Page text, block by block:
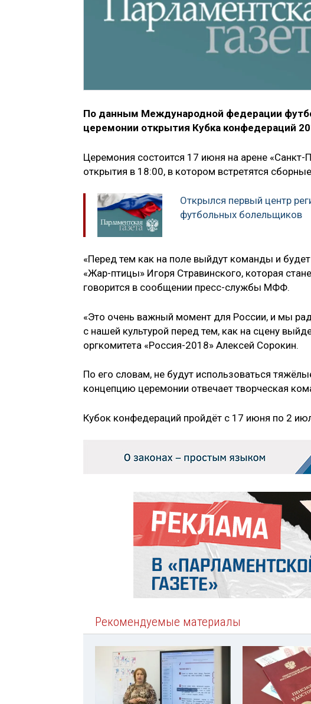
По данным Международной федерации
церемонии открытия Кубка конфедераций
Церемония состоится 17 июня на арене «Санкт-
открытия в 18:00, в котором встретятся
Открылся первый центр
футбольных болельщиков
«Перед тем как на поле выйдут команды и
«Жар-птицы» Игоря Стравинского, которая
говорится в сообщении пресс-службы МФФ.
«Это очень важный момент для России, и мы
с нашей культурой перед тем, как на сцену
оргкомитета «Россия-2018» Алексей Сорокин.
По его словам, не будут использоваться
концепцию церемонии отвечает творческая
Кубок конфедераций пройдёт с 17 июня по 2
Рекомендуемые материалы